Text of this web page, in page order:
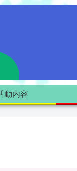
動内容